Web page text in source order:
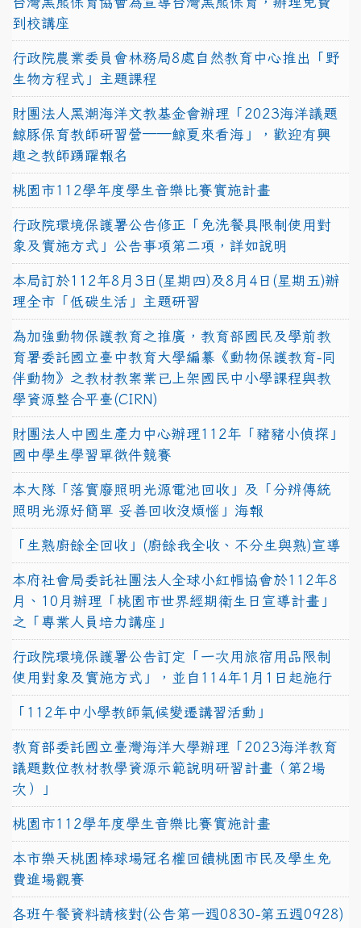
到校講座
行政院農業委員會林務局8處自然教育中心推出「野
生物方程式」主題課程
財團法人黑潮海洋文教基金會辦理「2023海洋議題
鯨豚保育教師研習營──鯨夏來看海」，歡迎有興
趣之教師踴躍報名
桃園市112學年度學生音樂比賽實施計畫
行政院環境保護署公告修正「免洗餐具限制使用對
象及實施方式」公告事項第二項，詳如說明
本局訂於112年8月3日(星期四)及8月4日(星期五)辦
理全市「低碳生活」主題研習
為加強動物保護教育之推廣，教育部國民及學前教
育署委託國立臺中教育大學編纂《動物保護教育-同
伴動物》之教材教案業已上架國民中小學課程與教
學資源整合平臺(CIRN)
財團法人中國生產力中心辦理112年「豬豬小偵探」
國中學生學習單徵件競賽
本大隊「落實廢照明光源電池回收」及「分辨傳統
照明光源好簡單 妥善回收沒煩惱」海報
「生熟廚餘全回收」(廚餘我全收、不分生與熟)宣導
本府社會局委託社團法人全球小紅帽協會於112年8
月、10月辦理「桃園市世界經期衛生日宣導計畫」
之「專業人員培力講座」
行政院環境保護署公告訂定「一次用旅宿用品限制
使用對象及實施方式」，並自114年1月1日起施行
「112年中小學教師氣候變遷講習活動」
教育部委託國立臺灣海洋大學辦理「2023海洋教育
議題數位教材教學資源示範說明研習計畫（第2場
次）」
桃園市112學年度學生音樂比賽實施計畫
本市樂天桃園棒球場冠名權回饋桃園市民及學生免
費進場觀賽
各班午餐資料請核對(公告第一週0830-第五週0928)